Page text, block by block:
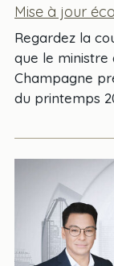
Mise à jour
Regardez la
que le ministre
Champagne
du printemps